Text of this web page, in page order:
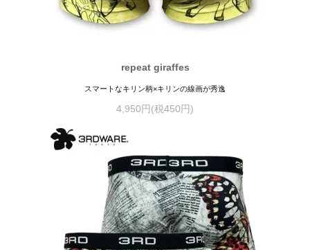
repeat giraffes
スマートなキリン柄×キリンの線画が秀逸
4,950円(税450円)